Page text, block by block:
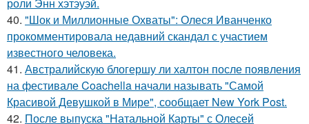
40. "Шок и Миллионные Охваты": Олеся Иванченко
прокомментировала недавний скандал с участием
известного человека.
41. Австралийскую блогершу ли халтон после появления
на фестивале Coachella начали называть "Самой
Красивой Девушкой в Мире", сообщает New York Post.
42. После выпуска "Натальной Карты" с Олесей